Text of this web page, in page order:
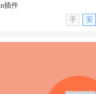
无演示
插件
手
安